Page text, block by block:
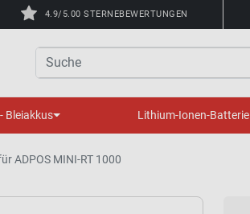
4.9/5.00 STERNEBEWERTUNGEN
Suche
Bleiakkus Lithium-Ionen-Batterie
ADPOS MINI-RT 1000